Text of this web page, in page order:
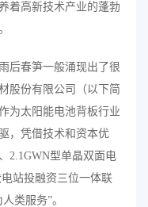
着高新技术产业的蓬勃
后春笋一般涌现出了很
股份有限公司（以下简
为太阳能电池背板行业
，凭借技术和资本优
2.1GWN型单晶双面电
站投融资三位一体联
类服务”。